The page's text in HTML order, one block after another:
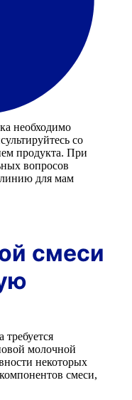
необходимо
со
продукта. При
вопросов
для мам
смеси
молочной
некоторых
смеси,